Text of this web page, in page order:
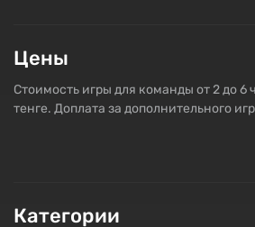
Цены
Стоимость игры для команды от 2 до 6
тенге. Доплата за дополнительного
Категории